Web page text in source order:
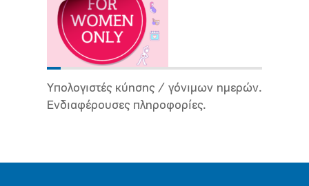
Υπολογιστές κύησης / γόνιμων ημερών.
Ενδιαφέρουσες πληροφορίες.